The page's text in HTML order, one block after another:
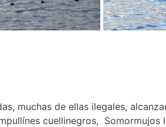
muchas de ellas ilegales,
cuellinegros, Somormujos